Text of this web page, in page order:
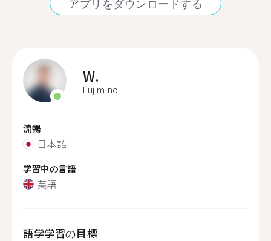
W.
Fujimino
流暢
日本語
学習中の言語
英語
語学学習の目標